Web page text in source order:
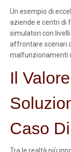
Un esempio di
aziende e centri di
simulatori con
affrontare scenari
malfunzionamenti
Il
Caso Di